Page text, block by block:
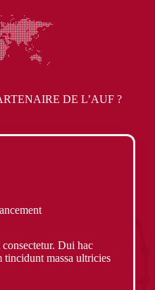
DE L’AUF ?
Dui hac
tincidunt massa ultricies